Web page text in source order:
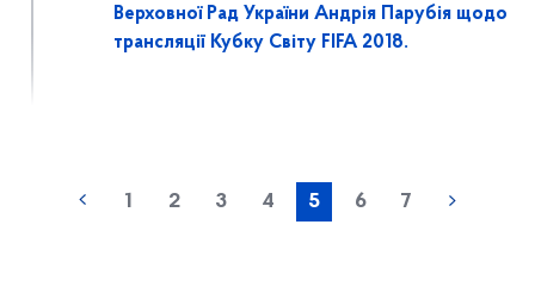
Верховної Рад України Андрія Парубія щодо
трансляції Кубку Світу FIFA 2018.
1 2 3 4 5 6 7